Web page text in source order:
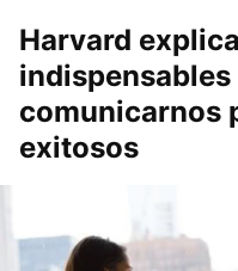
Harvard
indispensables
comunicarnos
exitosos